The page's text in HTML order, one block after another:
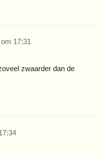
17:31
zwaarder dan de